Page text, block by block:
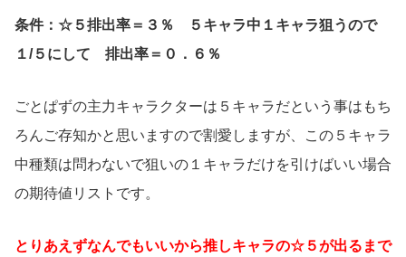
条件：☆５排出率＝３％ ５キャラ中１キャラ狙うので
１/５にして 排出率＝０．６％
ごとぱずの主力キャラクターは５キャラだという事はもち
ろんご存知かと思いますので割愛しますが、この５キャラ
中種類は問わないで狙いの１キャラだけを引けばいい場合
の期待値リストです。
とりあえずなんでもいいから推しキャラの☆５が出るまで